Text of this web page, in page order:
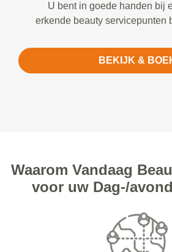
U bent in goede handen bij
erkende beauty servicepunten
BEKIJK &
Waarom Vandaag
voor uw Dag-/